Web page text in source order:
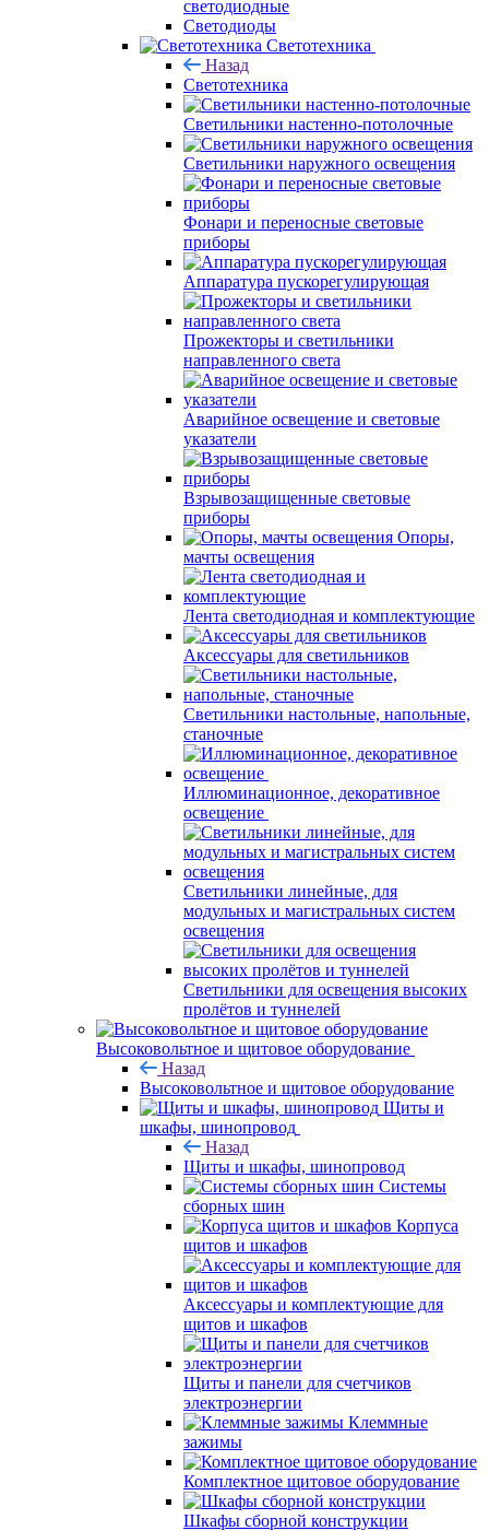
светодиодные
Светодиоды
Светотехника
Назад
Светотехника
Светильники настенно-потолочные
Светильники наружного освещения
Фонари и переносные световые
приборы
Аппаратура пускорегулирующая
Прожекторы и светильники
направленного света
Аварийное освещение и световые
указатели
Взрывозащищенные световые
приборы
Опоры,
мачты освещения
Лента светодиодная и комплектующие
Аксессуары для светильников
Светильники настольные, напольные,
станочные
Иллюминационное, декоративное
освещение
Светильники линейные, для
модульных и магистральных систем
освещения
Светильники для освещения высоких
пролётов и туннелей
Высоковольтное и щитовое оборудование
Назад
Высоковольтное и щитовое оборудование
Щиты и
шкафы, шинопровод
Назад
Щиты и шкафы, шинопровод
Системы
сборных шин
Корпуса
щитов и шкафов
Аксессуары и комплектующие для
щитов и шкафов
Щиты и панели для счетчиков
электроэнергии
Клеммные
зажимы
Комплектное щитовое оборудование
Шкафы сборной конструкции